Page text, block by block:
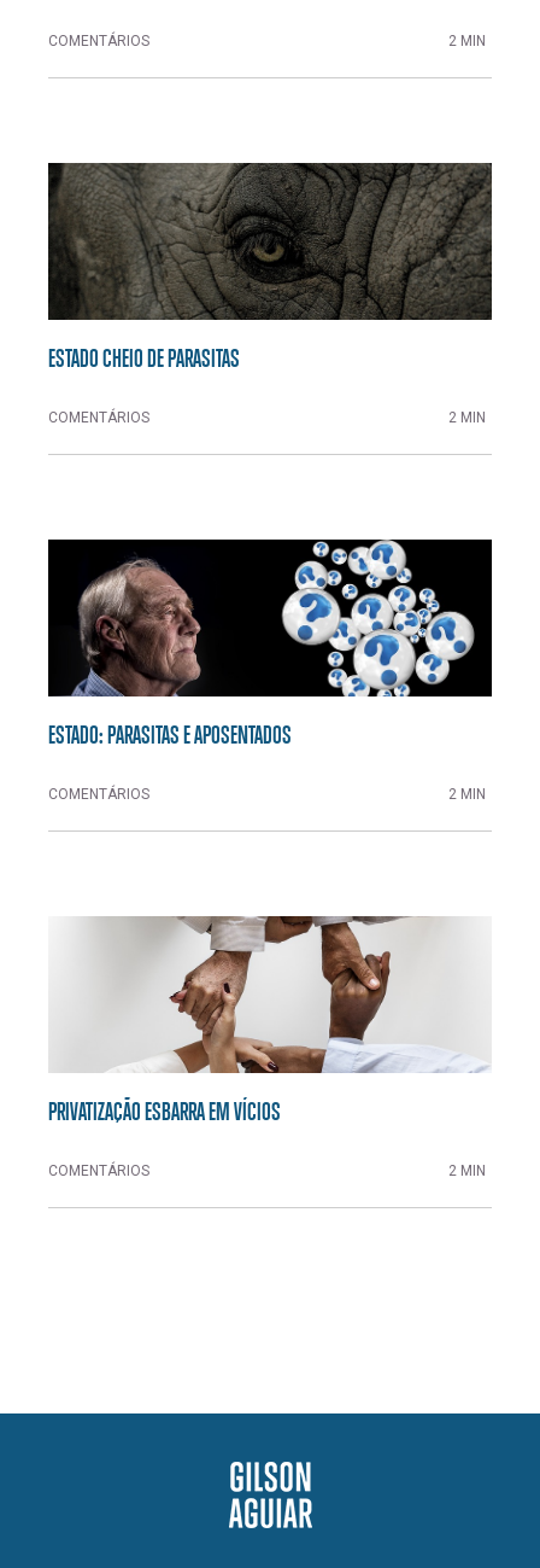
COMENTÁRIOS 2 MIN
ESTADO CHEIO DE PARASITAS
COMENTÁRIOS 2 MIN
ESTADO: PARASITAS E APOSENTADOS
COMENTÁRIOS 2 MIN
PRIVATIZAÇÃO ESBARRA EM VÍCIOS
COMENTÁRIOS 2 MIN